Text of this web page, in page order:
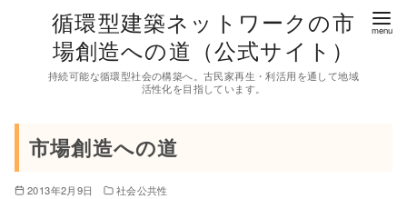
循環型建築ネットワークの市
場創造への道（公式サイト）
持続可能な循環型社会の構築へ。古民家再生・利活用を通して地域
活性化を目指しています。
市場創造への道
2013年2月9日 社会公共性